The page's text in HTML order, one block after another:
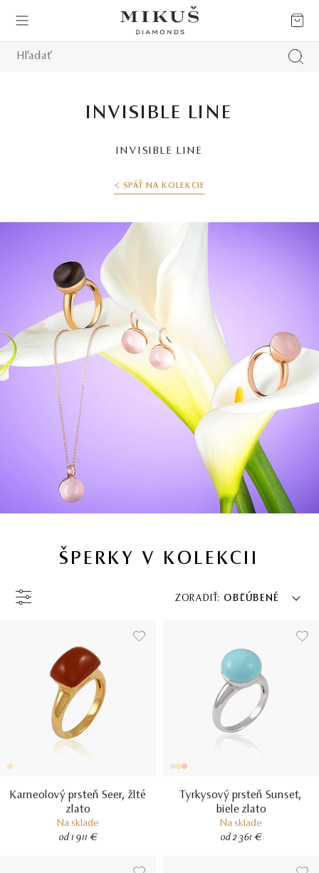
INVISIBLE LINE
INVISIBLE LINE
< SPÄŤ NA KOLEKCIE
ŠPERKY V KOLEKCII
ZORADIŤ: OBĽÚBENÉ
Karneolový prsteň Seer, žlté
zlato
Na sklade
od 1 911 €
Tyrkysový prsteň Sunset,
biele zlato
Na sklade
od 2 361 €